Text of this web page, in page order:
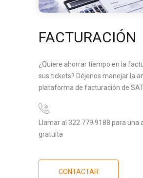
FACTURACIÓN
¿Quiere ahorrar tiempo en la
sus tickets? Déjenos manejar la
plataforma de facturación de
Llamar al 322 779 9188 para una
gratuita
CONTACTAR